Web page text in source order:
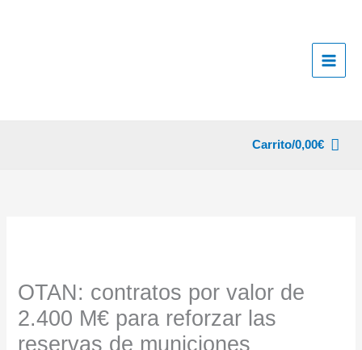
Carrito/0,00€
OTAN: contratos por valor de
2.400 M€ para reforzar las
reservas de municiones